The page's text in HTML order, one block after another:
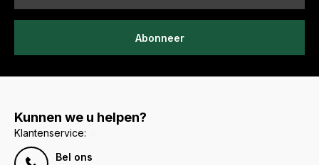
Abonneer
Kunnen we u helpen?
Klantenservice:
Bel ons